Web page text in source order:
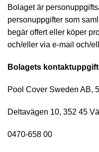
Bolaget är
personuppgifter som
begär offert eller köper
och/eller via e-mail och/
Bolagets
Pool Cover Sweden AB,
Deltavägen 10, 352 45
0470-658 00